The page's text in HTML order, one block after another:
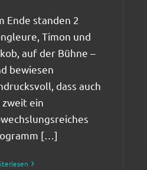
Ende standen 2
Timon und
auf der Bühne –
bewiesen
dass auch
zweit ein
[…]